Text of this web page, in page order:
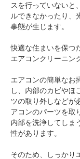
スを行っていないと
ルできなかったり、
事態が生じます。
快適な住まいを保つ
エアコンクリーニン
エアコンの簡単なお
し、内部のカビやほ
ツの取り外しなどが
アコンのパーツを取
内部を洗浄してしま
性があります。
そのため、しっかり